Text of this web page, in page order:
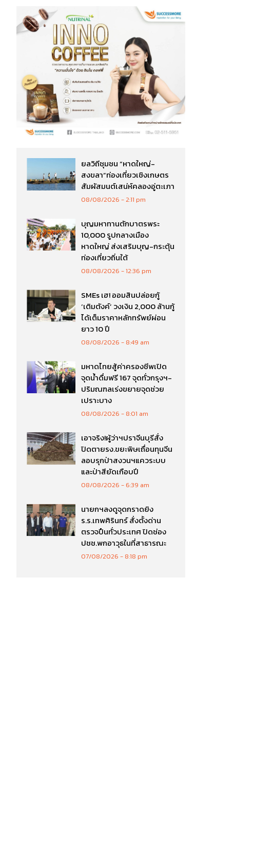
ยลวิถีชุมชน “หาดใหญ่-
สงขลา”ท่องเที่ยวเชิงเกษตร
สัมผัสมนต์เสน่ห์คลองอู่ตะเภา
08/08/2026 2:11 pm
บุญมหาทานตักบาตรพระ
10,000 รูปกลางเมือง
หาดใหญ่ ส่งเสริมบุญ-กระตุ้น
ท่องเที่ยวถิ่นใต้
08/08/2026 12:36 pm
SMEs เฮ! ออมสินปล่อยกู้
‘เติมตังค์’ วงเงิน 2,000 ล้านกู้
ได้เต็มราคาหลักทรัพย์ผ่อน
ยาว 10 ปี
08/08/2026 8:49 am
มหาดไทยสู้ค่าครองชีพเปิด
จุดน้ำดื่มฟรี 167 จุดทั่วกรุงฯ-
ปริมณฑลเร่งขยายจุดช่วย
เปราะบาง
08/08/2026 8:01 am
เอาจริง!ผู้ว่าฯปราจีนบุรีสั่ง
ปิดตายรง.ขยะพิษเถื่อนทุนจีน
ลอบรุกป่าสงวนฯแควระบบ
และป่าสียัดเกือบปี
08/08/2026 6:39 am
นายกฯลงดูจุดกราดยิง
ร.ร.เทพศิรินทร์ สั่งตั้งด่าน
ตรวจปืนทั่วประเทศ ปิดช่อง
ปชช.พกอาวุธในที่สาธารณะ
07/08/2026 8:18 pm